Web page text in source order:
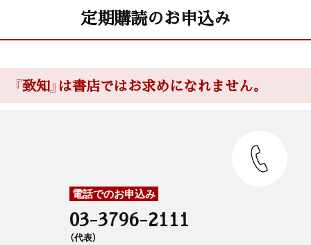
定期購読のお申込み
『致知』は書店ではお求めになれません。
電話でのお申込み
03-3796-2111
（代表）